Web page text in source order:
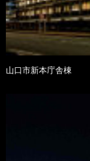
山口市新本庁舎棟